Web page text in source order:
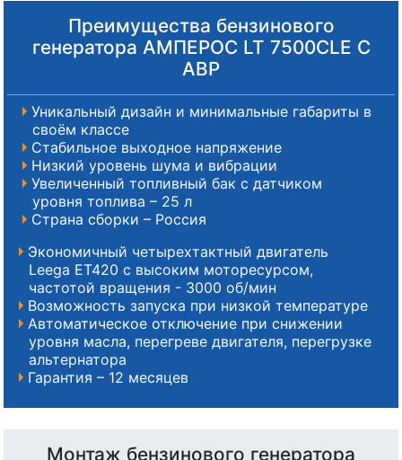
Преимущества бензинового
генератора АМПЕРОС LT 7500CLE С
АВР
Уникальный дизайн и минимальные габариты в
своём классе
Стабильное выходное напряжение
Низкий уровень шума и вибрации
Увеличенный топливный бак с датчиком
уровня топлива – 25 л
Страна сборки – Россия
Экономичный четырехтактный двигатель
Leega ET420 с высоким моторесурсом,
частотой вращения - 3000 об/мин
Возможность запуска при низкой температуре
Автоматическое отключение при снижении
уровня масла, перегреве двигателя, перегрузке
альтернатора
Гарантия – 12 месяцев
Монтаж бензинового генератора